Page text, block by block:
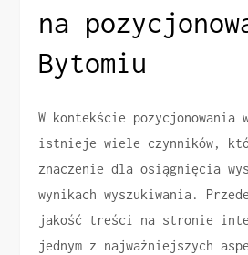
na
Bytomiu
W kontekście pozycjonowania
istnieje wiele czynników,
znaczenie dla osiągnięcia
wynikach wyszukiwania.
jakość treści na stronie
jednym z najważniejszych